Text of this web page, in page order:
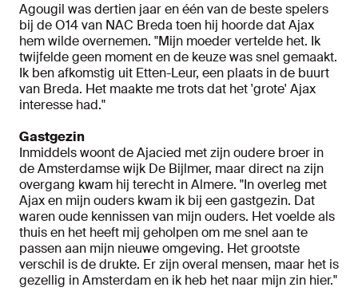
Agougil was dertien jaar en één van de beste spelers
bij de O14 van NAC Breda toen hij hoorde dat Ajax
hem wilde overnemen. "Mijn moeder vertelde het. Ik
twijfelde geen moment en de keuze was snel gemaakt.
Ik ben afkomstig uit Etten-Leur, een plaats in de buurt
van Breda. Het maakte me trots dat het 'grote' Ajax
interesse had."
Gastgezin
Inmiddels woont de Ajacied met zijn oudere broer in
de Amsterdamse wijk De Bijlmer, maar direct na zijn
overgang kwam hij terecht in Almere. "In overleg met
Ajax en mijn ouders kwam ik bij een gastgezin. Dat
waren oude kennissen van mijn ouders. Het voelde als
thuis en het heeft mij geholpen om me snel aan te
passen aan mijn nieuwe omgeving. Het grootste
verschil is de drukte. Er zijn overal mensen, maar het is
gezellig in Amsterdam en ik heb het naar mijn zin hier."